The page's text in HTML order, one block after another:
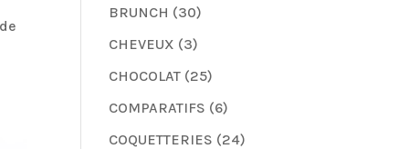
BRUNCH (30)
CHEVEUX (3)
CHOCOLAT (25)
COMPARATIFS (6)
COQUETTERIES (24)